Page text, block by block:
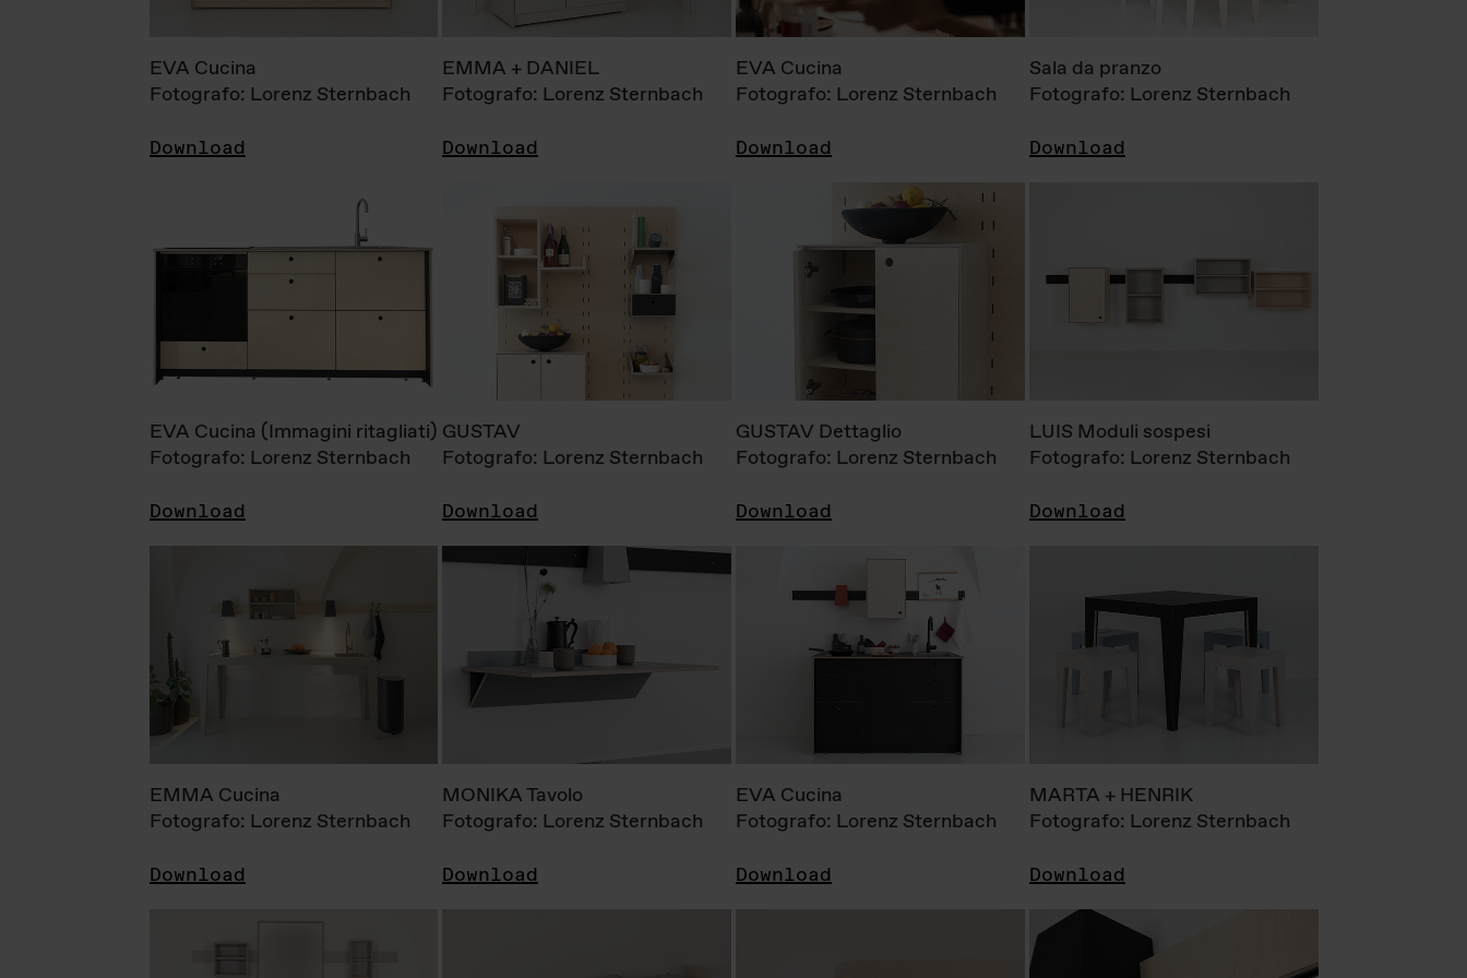
EVA Cucina
Fotografo: Lorenz Sternbach
Download
EMMA + DANIEL
Fotografo: Lorenz Sternbach
Download
EVA Cucina
Fotografo: Lorenz Sternbach
Download
Sala da pranzo
Fotografo: Lorenz Sternbach
Download
EVA Cucina (Immagini ritagliati)
Fotografo: Lorenz Sternbach
Download
GUSTAV
Fotografo: Lorenz Sternbach
Download
GUSTAV Dettaglio
Fotografo: Lorenz Sternbach
Download
LUIS Moduli sospesi
Fotografo: Lorenz Sternbach
Download
EMMA Cucina
Fotografo: Lorenz Sternbach
Download
MONIKA Tavolo
Fotografo: Lorenz Sternbach
Download
EVA Cucina
Fotografo: Lorenz Sternbach
Download
MARTA + HENRIK
Fotografo: Lorenz Sternbach
Download